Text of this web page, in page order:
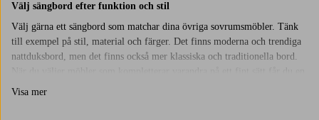
Välj sängbord efter funktion och stil
Välj gärna ett sängbord som matchar dina övriga sovrumsmöbler. Tänk
till exempel på stil, material och färger. Det finns moderna och trendiga
nattduksbord, men det finns också mer klassiska och traditionella bord.
harmonisk känsla i rummet, men du kan så klart också välja ett sängbord
Visa mer